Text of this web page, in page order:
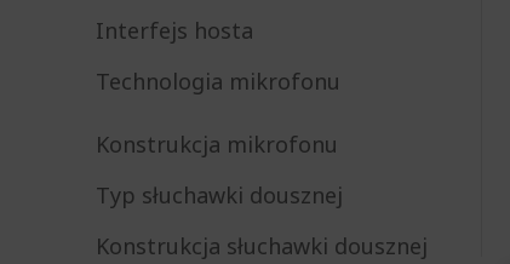
Interfejs hosta
Technologia mikrofonu
Konstrukcja mikrofonu
Typ słuchawki dousznej
Konstrukcja słuchawki dousznej